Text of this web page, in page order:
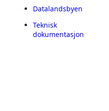
Datalandsbyen
Teknisk
dokumentasjon